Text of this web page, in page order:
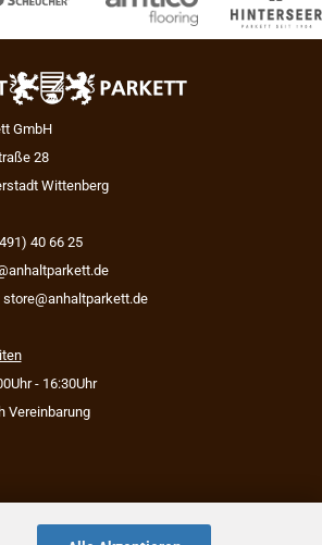
GmbH
28
Wittenberg
40 66 25
store@anhaltparkett.de
- 16:30Uhr